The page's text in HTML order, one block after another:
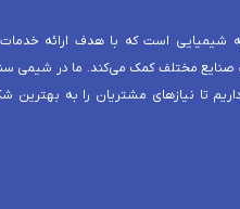
شیمیایی است که با هدف ارائه
مختلف کمک می‌کند. ما در شیمی
تا نیازهای مشتریان را به بهترین